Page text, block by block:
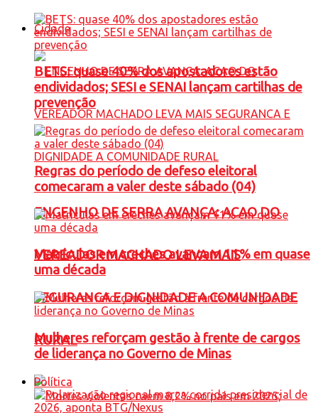
Cidade
ENGENHO DE SERRA AVANÇA: ACAO DO
VEREADOR MACHADO LEVA MAIS
SEGURANCA E DIGNIDADE A COMUNIDADE
RURAL
BETS: quase 40% dos apostadores estão
endividados; SESI e SENAI lançam cartilhas de
prevenção
Regras do período de defeso eleitoral
comecaram a valer deste sábado (04)
Matrículas em creches avançam 11% em quase
uma década
Mulheres reforçam gestão à frente de cargos
de liderança no Governo de Minas
Política